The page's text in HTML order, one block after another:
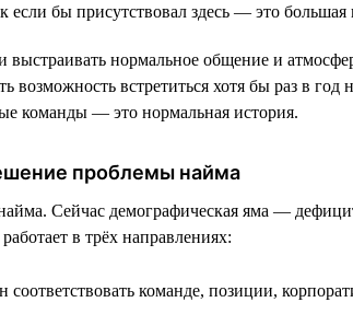
если бы присутствовал здесь — это большая
выстраивать нормальное общение и
встретиться хотя бы раз в
команды — это нормальная история.
проблемы найма
Сейчас демографическая яма —
в трёх направлениях:
команде, позиции,